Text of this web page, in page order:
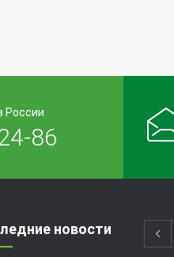
России
86
новости